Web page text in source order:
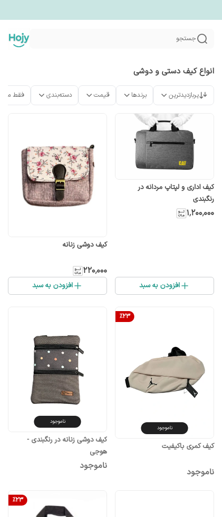
جستجو
انواع کیف دستی و دوشی
پربازدیدترین برندها قیمت دسته‌بندی فقط
کیف اداری و لپتاپ مردانه در
رنگبندی
۱٬۲۰۰٬۰۰۰
افزودن به سبد
کیف دوشی زنانه
۲۲۰٬۰۰۰
افزودن به سبد
%23
ناموجود
کیف کمری باکیفیت
ناموجود
ناموجود
کیف دوشی زنانه در رنگبندی -
هوجی
ناموجود
%23